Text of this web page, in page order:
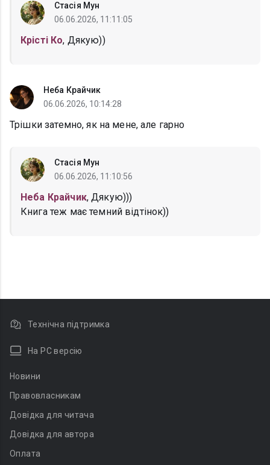
Стасія Мун
06.06.2026, 11:11:05
Крісті Ко, Дякую))
Неба Крайчик
06.06.2026, 10:14:28
Трішки затемно, як на мене, але гарно
Стасія Мун
06.06.2026, 11:10:56
Неба Крайчик, Дякую)))
Книга теж має темний відтінок))
Технічна підтримка
На PC версію
Новини
Правовласникам
Довідка для читача
Довідка для автора
Оплата